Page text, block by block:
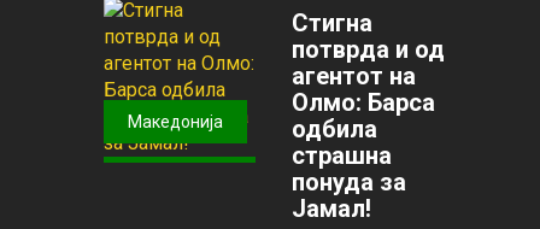
Македонија
Стигна
потврда и од
агентот на
Олмо: Барса
одбила
страшна
понуда за
Јамал!